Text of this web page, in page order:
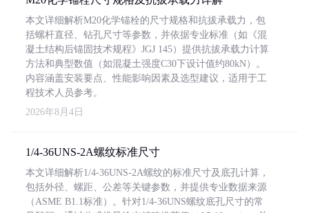
本文详细解析M20化学锚栓的尺寸规格和抗拔承载力，包
括螺杆直径、钻孔尺寸等参数，并依据专业标准（如《混
凝土结构后锚固技术规程》JGJ 145）提供抗拔承载力计算
方法和典型数值（如混凝土强度C30下设计值约80kN）。
内容涵盖安装要点、性能影响因素及选型建议，适用于工
程技术人员参考。
2026年8月4日
1/4-36UNS-2A螺纹标准尺寸
本文详细解析1/4-36UNS-2A螺纹的标准尺寸及底孔计算，
包括外径、螺距、公差等关键参数，并提供专业数据来源
（ASME B1.1标准）。针对1/4-36UNS螺纹底孔尺寸的常